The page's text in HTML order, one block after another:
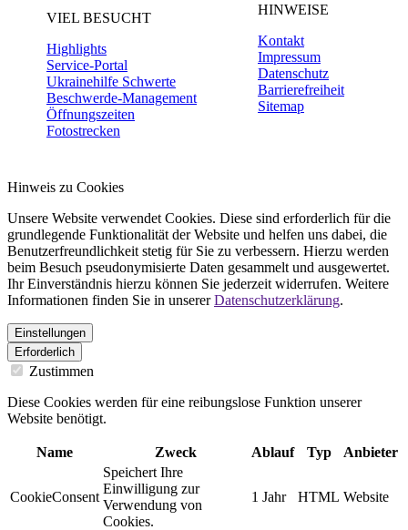
VIEL BESUCHT
Highlights
Service-Portal
Ukrainehilfe Schwerte
Beschwerde-Management
Öffnungszeiten
Fotostrecken
HINWEISE
Kontakt
Impressum
Datenschutz
Barrierefreiheit
Sitemap
Hinweis zu Cookies
Unsere Website verwendet Cookies. Diese sind erforderlich für die
grundlegende Funktionalität der Website und helfen uns dabei, die
Benutzerfreundlichkeit stetig für Sie zu verbessern. Hierzu werden
beim Besuch pseudonymisierte Daten gesammelt und ausgewertet.
Ihr Einverständnis hierzu können Sie jederzeit widerrufen. Weitere
Informationen finden Sie in unsererDatenschutzerklärung.
Einstellungen
Erforderlich
Zustimmen
Diese Cookies werden für eine reibungslose Funktion unserer
Website benötigt.
Name Zweck Ablauf Typ Anbieter
CookieConsent
Speichert Ihre
Einwilligung zur
Verwendung von
Cookies.
1 Jahr HTML Website